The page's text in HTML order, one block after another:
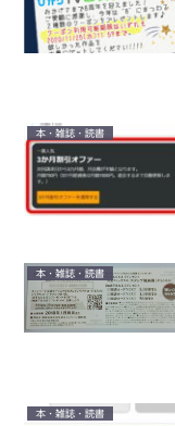
本・雑誌・読書
本・雑誌・読書
本・雑誌・読書